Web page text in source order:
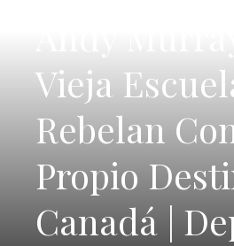
Vieja
Rebelan
Propio
Canadá |